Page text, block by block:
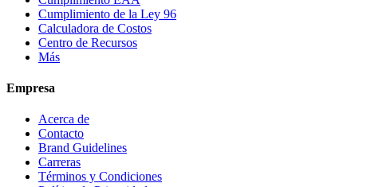
Cumplimiento de la Ley 96
Calculadora de Costos
Centro de Recursos
Más
Empresa
Acerca de
Contacto
Brand Guidelines
Carreras
Términos y Condiciones